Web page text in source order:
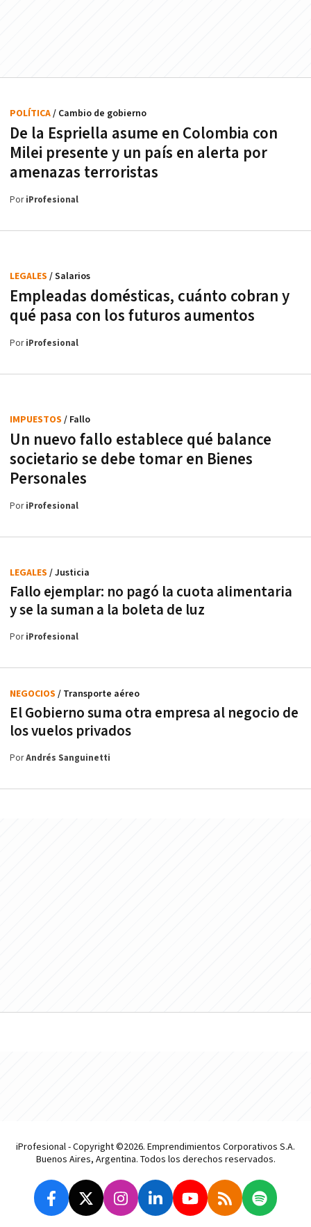
De la Espriella asume en Colombia con
Milei presente y un país en alerta por
amenazas terroristas
POLÍTICA/ Cambio de gobierno
PoriProfesional
Empleadas domésticas, cuánto cobran y
qué pasa con los futuros aumentos
LEGALES / Salarios
PoriProfesional
Un nuevo fallo establece qué balance
societario se debe tomar en Bienes
Personales
IMPUESTOS / Fallo
PoriProfesional
Fallo ejemplar: no pagó la cuota alimentaria
y se la suman a la boleta de luz
LEGALES / Justicia
PoriProfesional
El Gobierno suma otra empresa al negocio de
los vuelos privados
NEGOCIOS / Transporte aéreo
PorAndrés Sanguinetti
iProfesional - Copyright ©2026. Emprendimientos Corporativos S.A.
Buenos Aires, Argentina. Todos los derechos reservados.